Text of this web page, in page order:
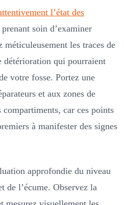
l’état des
prenant soin d’examiner
méticuleusement les traces de
détérioration qui pourraient
votre fosse. Portez une
et aux zones de
car ces points
à manifester des signes
approfondie du niveau
de l’écume. Observez la